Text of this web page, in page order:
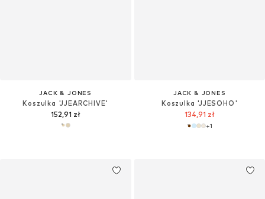
JACK & JONES
Koszulka 'JJEARCHIVE'
152,91 zł
JACK & JONES
Koszulka 'JJESOHO'
134,91 zł
+1